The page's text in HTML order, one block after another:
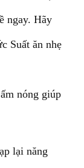
ngay. Hãy
Suất ăn nhẹ
nóng giúp
lại năng